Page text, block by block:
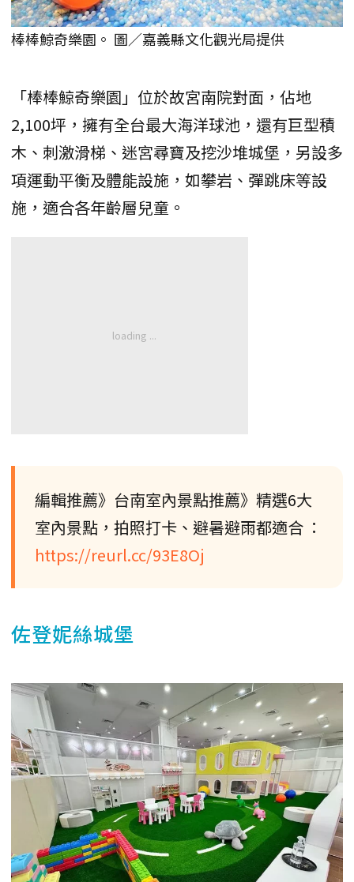
棒棒鯨奇樂園。 圖／嘉義縣文化觀光局提供
「棒棒鯨奇樂園」位於故宮南院對面，佔地
2,100坪，擁有全台最大海洋球池，還有巨型積
木、刺激滑梯、迷宮尋寶及挖沙堆城堡，另設多
項運動平衡及體能設施，如攀岩、彈跳床等設
施，適合各年齡層兒童。
編輯推薦》台南室內景點推薦》精選6大
室內景點，拍照打卡、避暑避雨都適合 ：
https://reurl.cc/93E8Oj
佐登妮絲城堡